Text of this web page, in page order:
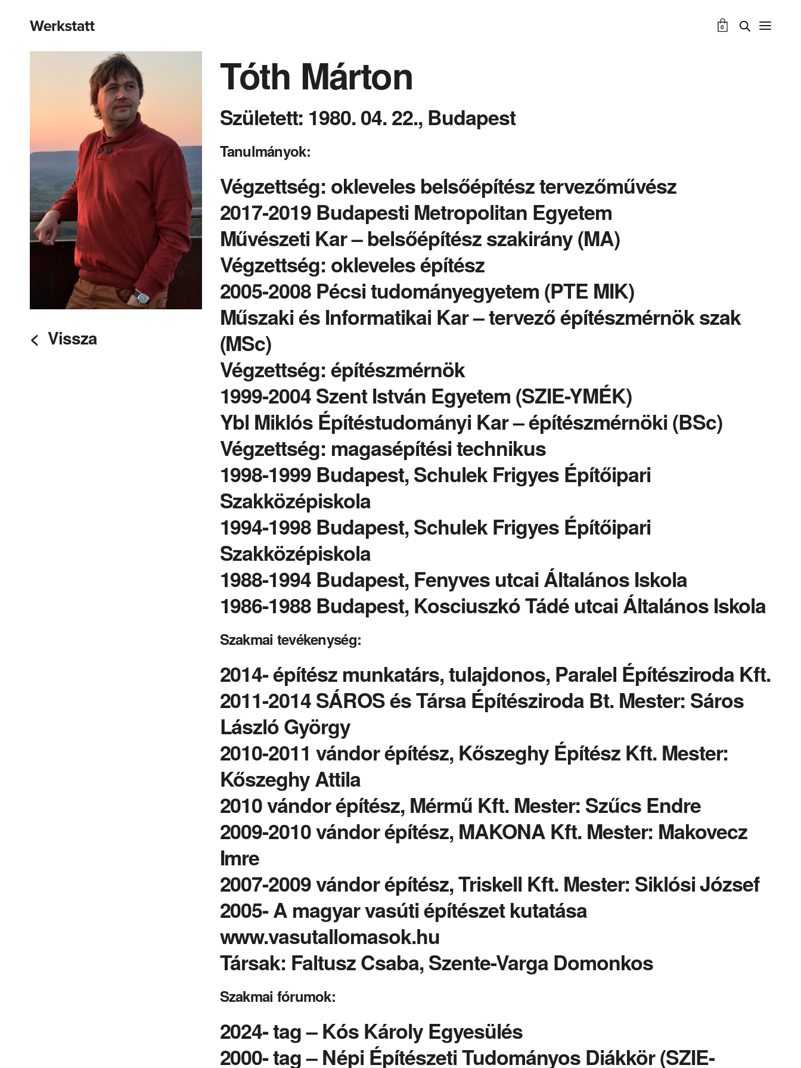
0
< Vissza
Tóth Márton
Született: 1980. 04. 22., Budapest
Tanulmányok:
Végzettség: okleveles belsőépítész tervezőművész
2017-2019 Budapesti Metropolitan Egyetem
Művészeti Kar – belsőépítész szakirány (MA)
Végzettség: okleveles építész
2005-2008 Pécsi tudományegyetem (PTE MIK)
Műszaki és Informatikai Kar – tervező építészmérnök szak
(MSc)
Végzettség: építészmérnök
1999-2004 Szent István Egyetem (SZIE-YMÉK)
Ybl Miklós Építéstudományi Kar – építészmérnöki (BSc)
Végzettség: magasépítési technikus
1998-1999 Budapest, Schulek Frigyes Építőipari
Szakközépiskola
1994-1998 Budapest, Schulek Frigyes Építőipari
Szakközépiskola
1988-1994 Budapest, Fenyves utcai Általános Iskola
1986-1988 Budapest, Kosciuszkó Tádé utcai Általános Iskola
Szakmai tevékenység:
2014- építész munkatárs, tulajdonos, Paralel Építésziroda Kft.
2011-2014 SÁROS és Társa Építésziroda Bt. Mester: Sáros
László György
2010-2011 vándor építész, Kőszeghy Építész Kft. Mester:
Kőszeghy Attila
2010 vándor építész, Mérmű Kft. Mester: Szűcs Endre
2009-2010 vándor építész, MAKONA Kft. Mester: Makovecz
Imre
2007-2009 vándor építész, Triskell Kft. Mester: Siklósi József
2005- A magyar vasúti építészet kutatása
www.vasutallomasok.hu
Társak: Faltusz Csaba, Szente-Varga Domonkos
Szakmai fórumok:
2024- tag – Kós Károly Egyesülés
2000- tag – Népi Építészeti Tudományos Diákkör (SZIE-